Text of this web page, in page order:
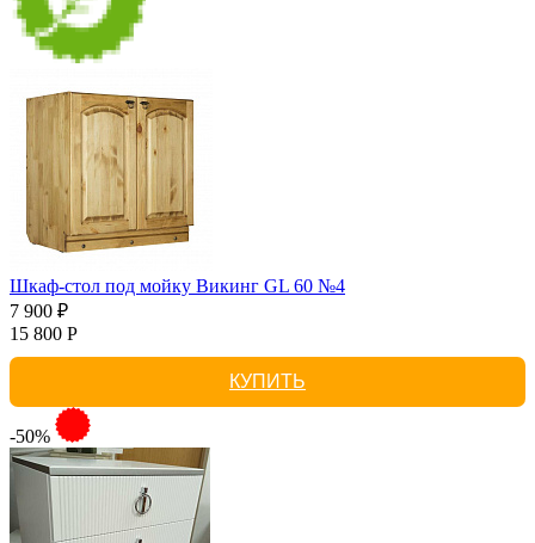
Шкаф-стол под мойку Викинг GL 60 №4
7 900 ₽
15 800 Р
КУПИТЬ
-50%